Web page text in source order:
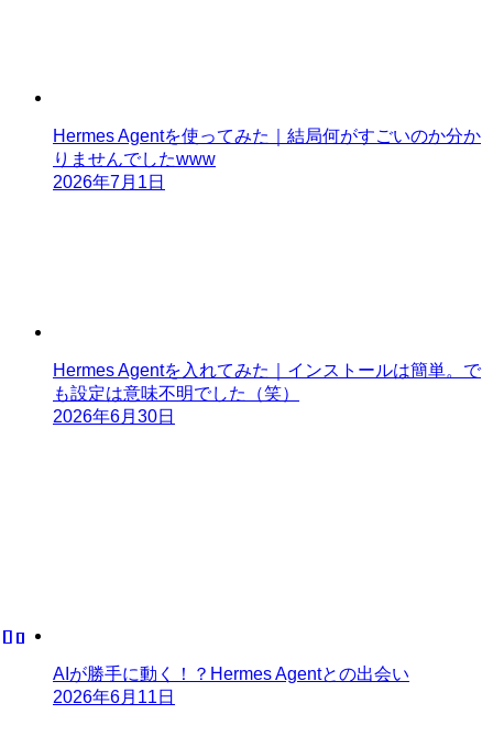
Hermes Agentを使ってみた｜結局何がすごいのか分か
りませんでしたwww
2026年7月1日
Hermes Agentを入れてみた｜インストールは簡単。で
も設定は意味不明でした（笑）
2026年6月30日
AIが勝手に動く！？Hermes Agentとの出会い
2026年6月11日